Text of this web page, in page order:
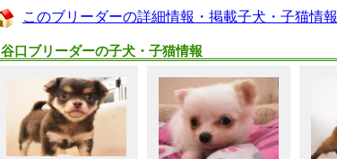
このブリーダーの詳細情報・掲載子犬・子猫情報
谷口ブリーダーの子犬・子猫情報